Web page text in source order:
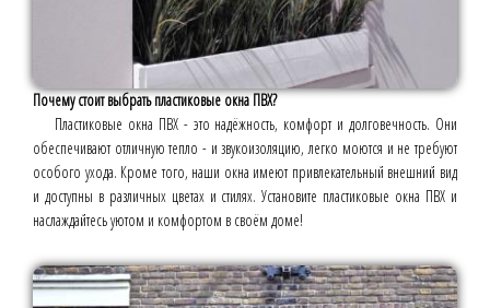
Почему стоит выбрать пластиковые окна ПВХ?
Пластиковые окна ПВХ - это надёжность, комфорт и долговечность. Они
обеспечивают отличную тепло - и звукоизоляцию, легко моются и не требуют
особого ухода. Кроме того, наши окна имеют привлекательный внешний вид
и доступны в различных цветах и стилях. Установите пластиковые окна ПВХ и
наслаждайтесь уютом и комфортом в своём доме!